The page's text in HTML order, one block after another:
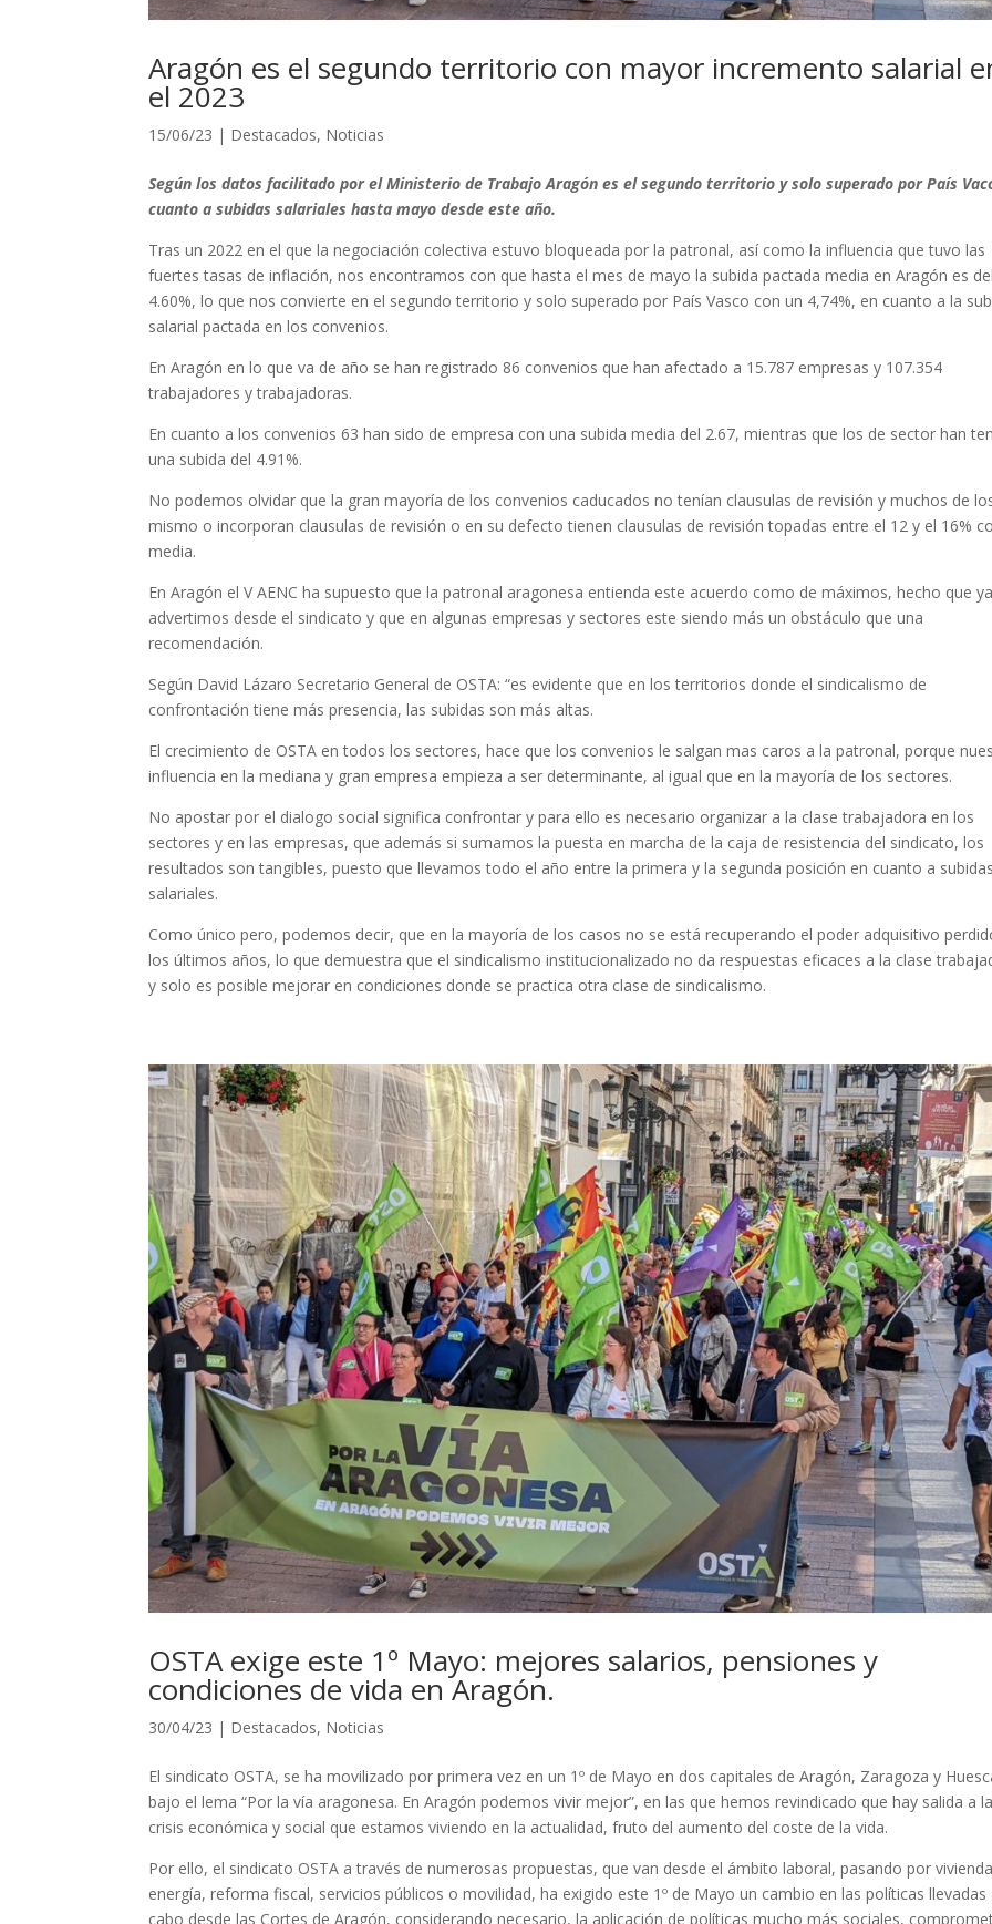
Aragón es el segundo territorio con mayor incremento salarial
el 2023
15/06/23 | Destacados, Noticias
Según los datos facilitado por el Ministerio de Trabajo Aragón es el segundo territorio y solo superado por País
cuanto a subidas salariales hasta mayo desde este año.
Tras un 2022 en el que la negociación colectiva estuvo bloqueada por la patronal, así como la influencia que tuvo las
fuertes tasas de inflación, nos encontramos con que hasta el mes de mayo la subida pactada media en Aragón es del
4.60%, lo que nos convierte en el segundo territorio y solo superado por País Vasco con un 4,74%, en cuanto a la
salarial pactada en los convenios.
En Aragón en lo que va de año se han registrado 86 convenios que han afectado a 15.787 empresas y 107.354
trabajadores y trabajadoras.
En cuanto a los convenios 63 han sido de empresa con una subida media del 2.67, mientras que los de sector han
una subida del 4.91%.
No podemos olvidar que la gran mayoría de los convenios caducados no tenían clausulas de revisión y muchos de
mismo o incorporan clausulas de revisión o en su defecto tienen clausulas de revisión topadas entre el 12 y el 16%
media.
En Aragón el V AENC ha supuesto que la patronal aragonesa entienda este acuerdo como de máximos, hecho que ya
advertimos desde el sindicato y que en algunas empresas y sectores este siendo más un obstáculo que una
recomendación.
Según David Lázaro Secretario General de OSTA: “es evidente que en los territorios donde el sindicalismo de
confrontación tiene más presencia, las subidas son más altas.
El crecimiento de OSTA en todos los sectores, hace que los convenios le salgan mas caros a la patronal, porque
influencia en la mediana y gran empresa empieza a ser determinante, al igual que en la mayoría de los sectores.
No apostar por el dialogo social significa confrontar y para ello es necesario organizar a la clase trabajadora en los
sectores y en las empresas, que además si sumamos la puesta en marcha de la caja de resistencia del sindicato, los
resultados son tangibles, puesto que llevamos todo el año entre la primera y la segunda posición en cuanto a subidas
salariales.
Como único pero, podemos decir, que en la mayoría de los casos no se está recuperando el poder adquisitivo
los últimos años, lo que demuestra que el sindicalismo institucionalizado no da respuestas eficaces a la clase
y solo es posible mejorar en condiciones donde se practica otra clase de sindicalismo.
OSTA exige este 1º Mayo: mejores salarios, pensiones y
condiciones de vida en Aragón.
30/04/23 | Destacados, Noticias
El sindicato OSTA, se ha movilizado por primera vez en un 1º de Mayo en dos capitales de Aragón, Zaragoza y
bajo el lema “Por la vía aragonesa. En Aragón podemos vivir mejor”, en las que hemos revindicado que hay salida a la
crisis económica y social que estamos viviendo en la actualidad, fruto del aumento del coste de la vida.
Por ello, el sindicato OSTA a través de numerosas propuestas, que van desde el ámbito laboral, pasando por
energía, reforma fiscal, servicios públicos o movilidad, ha exigido este 1º de Mayo un cambio en las políticas llevadas
cabo desde las Cortes de Aragón, considerando necesario, la aplicación de políticas mucho más sociales,